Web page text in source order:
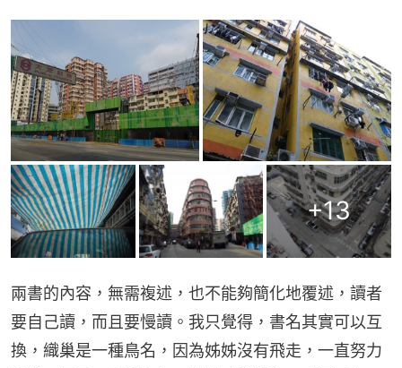
+13
兩書的內容，無需複述，也不能夠簡化地覆述，讀者
要自己讀，而且要慢讀。我只覺得，書名其實可以互
換，織巢是一種鳥名，因為姊姊沒有飛走，一直努力